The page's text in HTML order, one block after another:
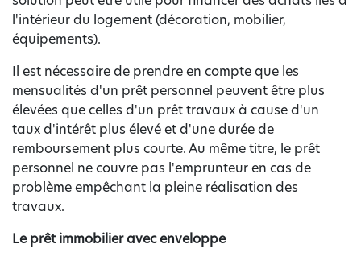
l'intérieur du logement (décoration, mobilier,
équipements).
Il est nécessaire de prendre en compte que les
mensualités d'un prêt personnel peuvent être plus
élevées que celles d'un prêt travaux à cause d'un
taux d'intérêt plus élevé et d'une durée de
remboursement plus courte. Au même titre, le prêt
personnel ne couvre pas l'emprunteur en cas de
problème empêchant la pleine réalisation des
travaux.
Le prêt immobilier avec enveloppe